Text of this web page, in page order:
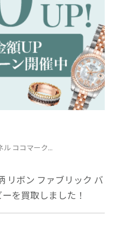
ル ココマーク...
リボン ファブリック バ
を買取しました！